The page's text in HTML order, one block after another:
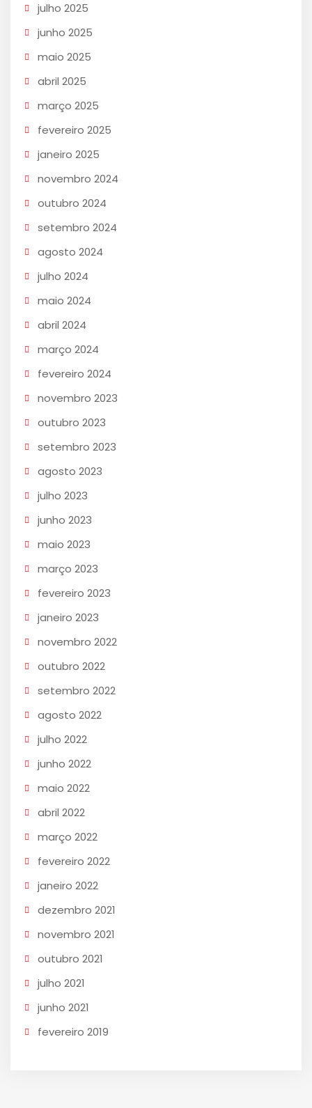
julho 2025
junho 2025
maio 2025
abril 2025
março 2025
fevereiro 2025
janeiro 2025
novembro 2024
outubro 2024
setembro 2024
agosto 2024
julho 2024
maio 2024
abril 2024
março 2024
fevereiro 2024
novembro 2023
outubro 2023
setembro 2023
agosto 2023
julho 2023
junho 2023
maio 2023
março 2023
fevereiro 2023
janeiro 2023
novembro 2022
outubro 2022
setembro 2022
agosto 2022
julho 2022
junho 2022
maio 2022
abril 2022
março 2022
fevereiro 2022
janeiro 2022
dezembro 2021
novembro 2021
outubro 2021
julho 2021
junho 2021
fevereiro 2019